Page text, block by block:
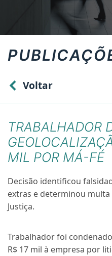
Voltar
TRABALHADOR
MIL POR MÁ-FÉ
Decisão identificou
extras e determinou
Justiça.
Trabalhador foi
R$ 17 mil à empresa por